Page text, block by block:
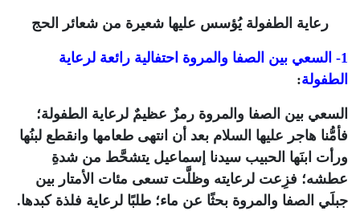
رعاية الطفولة يُؤسس عليها شعيرة من شعائر الحج
1- السعي بين الصفا والمروة احتفالية رائعة لرعاية
الطفولة:
السعي بين الصفا والمروة رمزٌ عظيمٌ لرعاية الطفولة؛
فأمُّنا هاجر عليها السلام بعد أن انتهى طعامها وانقطع لبنُها
ورأت ابنَها الحبيب سيدنا إسماعيل يتشحَّط من شدةِ
عطشه؛ فزِعت لرعايته وظلَّت تسعى مئات الأمتار بين
جبلَي الصفا والمروة بحثًا عن ماء؛ طلبًا لرعاية فلذة كبدها.